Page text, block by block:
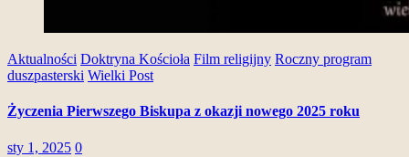
Aktualności Doktryna Kościoła Film religijny Roczny program
duszpasterski Wielki Post
Życzenia Pierwszego Biskupa z okazji nowego 2025 roku
sty 1, 2025 0